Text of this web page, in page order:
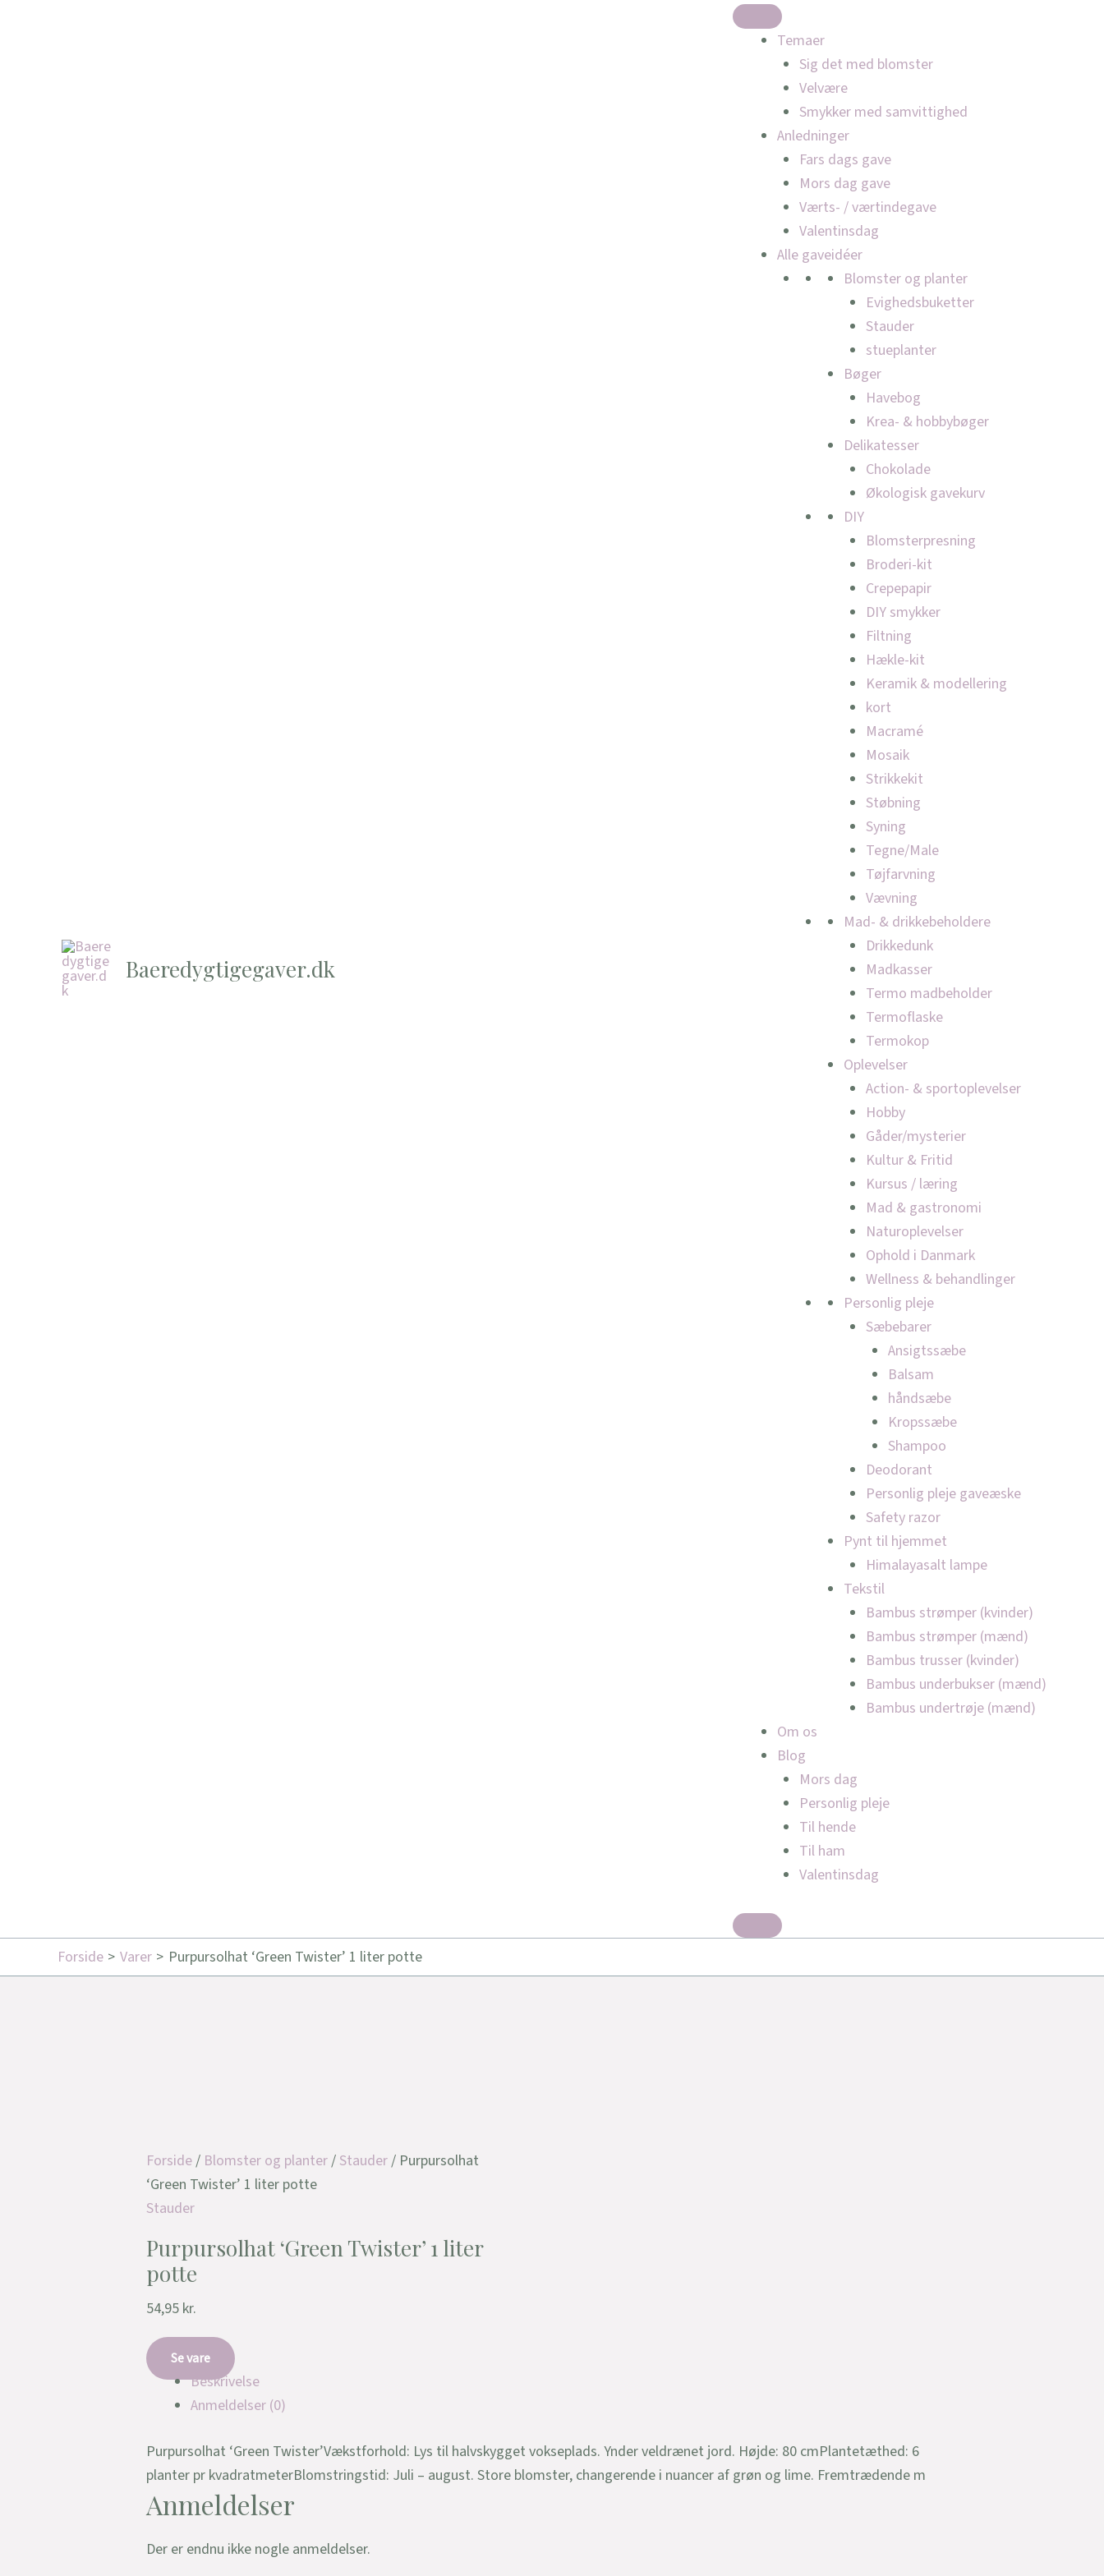
Baeredygtigegaver.dk
Temaer
Sig det med blomster
Velvære
Smykker med samvittighed
Anledninger
Fars dags gave
Mors dag gave
Værts- / værtindegave
Valentinsdag
Alle gaveidéer
Blomster og planter
Evighedsbuketter
Stauder
stueplanter
Bøger
Havebog
Krea- & hobbybøger
Delikatesser
Chokolade
Økologisk gavekurv
DIY
Blomsterpresning
Broderi-kit
Crepepapir
DIY smykker
Filtning
Hækle-kit
Keramik & modellering
kort
Macramé
Mosaik
Strikkekit
Støbning
Syning
Tegne/Male
Tøjfarvning
Vævning
Mad- & drikkebeholdere
Drikkedunk
Madkasser
Termo madbeholder
Termoflaske
Termokop
Oplevelser
Action- & sportoplevelser
Hobby
Gåder/mysterier
Kultur & Fritid
Kursus / læring
Mad & gastronomi
Naturoplevelser
Ophold i Danmark
Wellness & behandlinger
Personlig pleje
Sæbebarer
Ansigtssæbe
Balsam
håndsæbe
Kropssæbe
Shampoo
Deodorant
Personlig pleje gaveæske
Safety razor
Pynt til hjemmet
Himalayasalt lampe
Tekstil
Bambus strømper (kvinder)
Bambus strømper (mænd)
Bambus trusser (kvinder)
Bambus underbukser (mænd)
Bambus undertrøje (mænd)
Om os
Blog
Mors dag
Personlig pleje
Til hende
Til ham
Valentinsdag
Forside Varer Purpursolhat ‘Green Twister’ 1 liter potte
Forside/ Blomster og planter/ Stauder/ Purpursolhat
‘Green Twister’ 1 liter potte
Stauder
Purpursolhat ‘Green Twister’ 1 liter
potte
54,95 kr.
Se vare
Beskrivelse
Anmeldelser (0)
Purpursolhat ‘Green Twister’Vækstforhold: Lys til halvskygget vokseplads. Ynder veldrænet jord. Højde: 80 cmPlantetæthed: 6
planter pr kvadratmeterBlomstringstid: Juli – august. Store blomster, changerende i nuancer af grøn og lime. Fremtrædende m
Anmeldelser
Der er endnu ikke nogle anmeldelser.